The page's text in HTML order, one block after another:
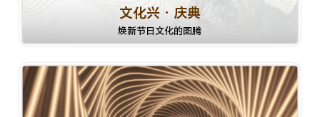
文化兴 · 庆典
焕新节日文化的图腾